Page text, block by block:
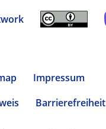
Impressum
Barrierefreiheit